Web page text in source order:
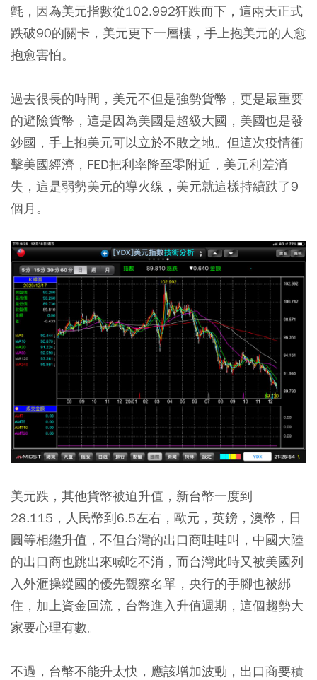
氈，因為美元指數從102.992狂跌而下，這兩天正式
跌破90的關卡，美元更下一層樓，手上抱美元的人愈
抱愈害怕。
過去很長的時間，美元不但是強勢貨幣，更是最重要
的避險貨幣，這是因為美國是超級大國，美國也是發
鈔國，手上抱美元可以立於不敗之地。但這次疫情衝
擊美國經濟，FED把利率降至零附近，美元利差消
失，這是弱勢美元的導火缐，美元就這樣持續跌了9
個月。
美元跌，其他貨幣被迫升值，新台幣一度到
28.115，人民幣到6.5左右，歐元，英鎊，澳幣，日
圓等相繼升值，不但台灣的出口商哇哇叫，中國大陸
的出口商也跳出來喊吃不消，而台灣此時又被美國列
入外滙操縱國的優先觀察名單，央行的手腳也被綁
住，加上資金回流，台幣進入升值週期，這個趨勢大
家要心理有數。
不過，台幣不能升太快，應該增加波動，出口商要積